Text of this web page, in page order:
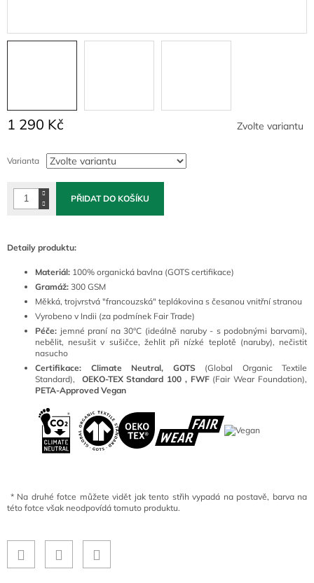
1 290 Kč
cena:
Zvolte variantu
Varianta
PŘIDAT DO KOŠÍKU
Detaily produktu:
Materiál: 100% organická bavlna (GOTS certifikace)
Gramáž: 300 GSM
Měkká, trojvrstvá "francouzská" teplákovina s česanou vnitřní stranou
Vyrobeno v Indii (za podmínek Fair Trade)
Péče: jemné praní na 30°C (ideálně naruby - s podobnými barvami),
nebělit, nesušit v sušičce, žehlit při nízké teplotě (naruby), nečistit
nasucho
Certifikace: Climate Neutral, GOTS(Global Organic Textile
Standard),
OEKO-TEX Standard 100 , FWF (Fair Wear Foundation),
PETA-Approved Vegan
* Na druhé fotce můžete vidět jak tento střih vypadá na postavě, barva na
této fotce však neodpovídá tomuto produktu.